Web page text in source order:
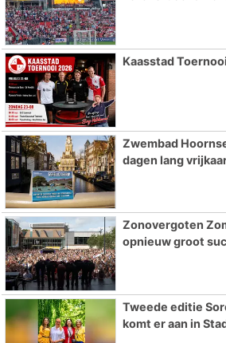
Kaasstad
Zwembad
dagen lang
Zonovergoten
opnieuw groot
Tweede editie
komt er aan in